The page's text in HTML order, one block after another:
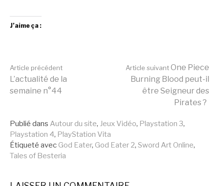
J’aime ça :
Lire
suite
Article précédent
L’actualité de la
semaine n°44
Article suivantOne Piece
Burning Blood peut-il
être Seigneur des
Pirates ?
Publié dans Autour du site, Jeux Vidéo, Playstation 3,
Playstation 4, PlayStation Vita
Étiqueté avec God Eater, God Eater 2, Sword Art Online,
Tales of Besteria